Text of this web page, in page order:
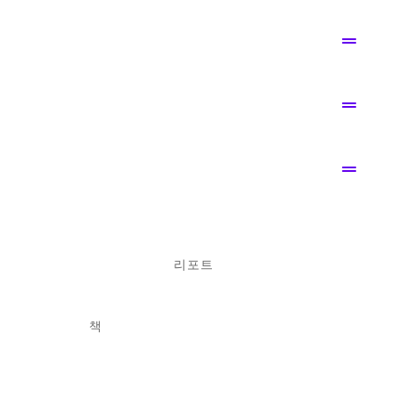
drag_handle
drag_handle
drag_handle
리포트
책